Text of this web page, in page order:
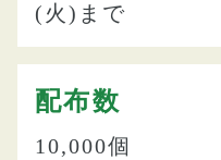
(火)まで
配布数
10,000個